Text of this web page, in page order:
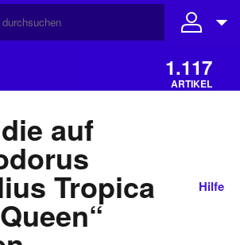
1.117
ARTIKEL
auf
Tropica Hilfe